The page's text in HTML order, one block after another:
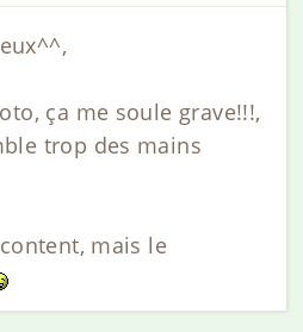
ça me soule grave!!!,
trop des mains
mais le